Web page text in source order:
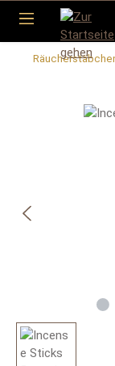
Zum Hauptinhalt
Bildergalerie